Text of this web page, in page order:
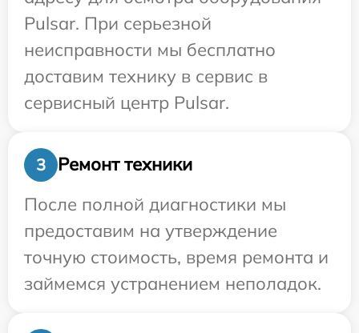
Pulsar. При серьезной
неисправности мы бесплатно
доставим технику в сервис в
сервисный центр Pulsar.
3
Ремонт техники
После полной диагностики мы
предоставим на утверждение
точную стоимость, время ремонта и
займемся устранением неполадок.